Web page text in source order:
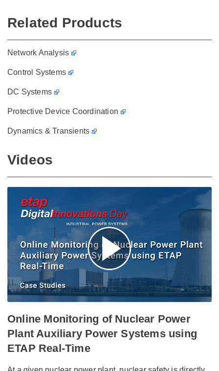
Related Products
Network Analysis
Control Systems
DC Systems
Protective Device Coordination
Dynamics & Transients
Videos
Online Monitoring of Nuclear Power
Plant Auxiliary Power Systems using
ETAP Real-Time